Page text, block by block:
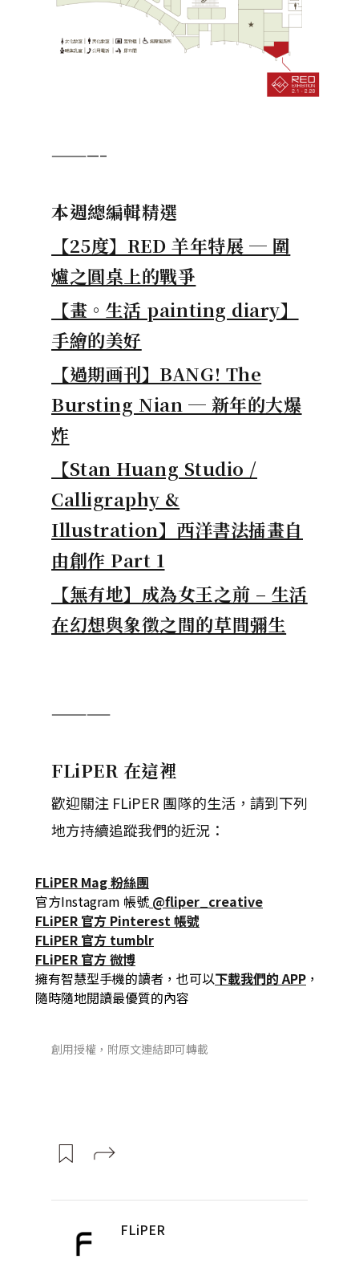
————–
本週總編輯精選
【25度】RED 羊年特展 ─ 圍
爐之圓桌上的戰爭
【畫。生活 painting diary】
手繪的美好
【過期画刊】BANG! The
Bursting Nian ─ 新年的大爆
炸
【Stan Huang Studio /
Calligraphy &
Illustration】西洋書法插畫自
由創作 Part 1
【無有地】成為女王之前 – 生活
在幻想與象徵之間的草間彌生
—————
FLiPER 在這裡
歡迎關注 FLiPER 團隊的生活，請到下列
地方持續追蹤我們的近況：
FLiPER Mag 粉絲團
官方Instagram 帳號 @fliper_creative
FLiPER 官方 Pinterest 帳號
FLiPER 官方 tumblr
FLiPER 官方 微博
擁有智慧型手機的讀者，也可以下載我們的 APP ，
隨時隨地閱讀最優質的內容
創用授權，附原文連結即可轉載
FLiPER